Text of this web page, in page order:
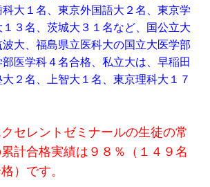
科大１名、東京外国語大２名、東京学
３名、茨城大３１名など、国公立大
波大、福島県立医科大の国立大医学部
部医学科４名合格、私立大は、早稲田
２名、上智大１名、東京理科大１７
セレントゼミナールの生徒の常
計合格実績は９８％（１４９名
）です。